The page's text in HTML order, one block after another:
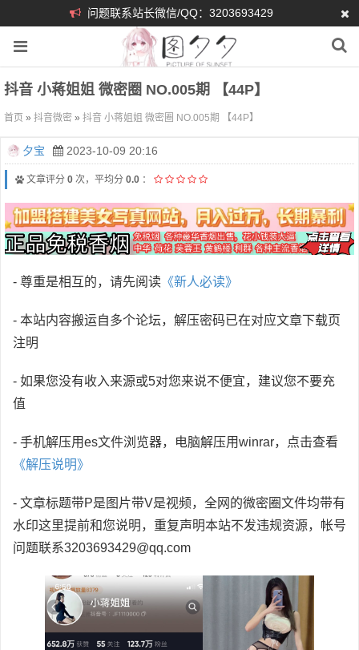
问题联系站长微信/QQ：3203693429
抖音 小蒋姐姐 微密圈 NO.005期 【44P】
首页 » 抖音微密 » 抖音 小蒋姐姐 微密圈 NO.005期 【44P】
夕宝 2023-10-09 20:16
文章评分 0 次，平均分 0.0 ：
- 尊重是相互的，请先阅读 《新人必读》
- 本站内容搬运自多个论坛，解压密码已在对应文章下载页
注明
- 如果您没有收入来源或5对您来说不便宜，建议您不要充
值
- 手机解压用es文件浏览器，电脑解压用winrar，点击查看
《解压说明》
- 文章标题带P是图片带V是视频，全网的微密圈文件均带有
水印这里提前和您说明，重复声明本站不发违规资源，帐号
问题联系3203693429@qq.com